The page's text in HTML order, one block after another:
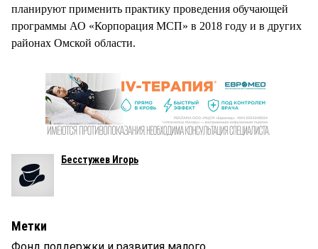
планируют применить практику проведения обучающей
программы АО «Корпорация МСП» в 2018 году и в других
районах Омской области.
Бесстужев Игорь
Метки